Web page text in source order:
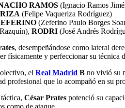
RAMOS (Ignacio Ramos
(Felipe Vaqueriza Rodríguez)
(Zeferino Paulo Borges
RODRI (José Andrés
, desempeñándose como lateral
físicamente y perfeccionar su técnica
el Real Madrid B no vivió su
profesional que lo acompañó en su
César Prates potenció su
como de ataque.